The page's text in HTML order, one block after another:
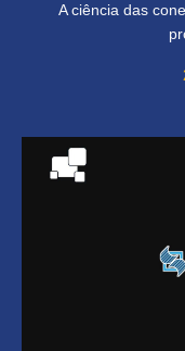
A ciência das